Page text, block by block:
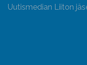
Uutismedian Liiton